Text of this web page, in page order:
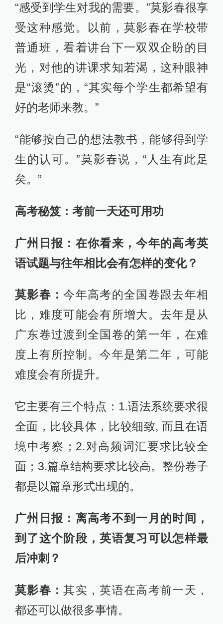
“感受到学生对我的需要。”莫影春很享
受这种感觉。以前，莫影春在学校带
普通班，看着讲台下一双双企盼的目
光，对他的讲课求知若渴，这种眼神
是“滚烫”的，“其实每个学生都希望有
好的老师来教。”
“能够按自己的想法教书，能够得到学
生的认可。”莫影春说，“人生有此足
矣。”
高考秘笈： 考前一天还可用功
广州日报：在你看来，今年的高考英
语试题与往年相比会有怎样的变化？
莫影春：今年高考的全国卷跟去年相
比，难度可能会有所增大。去年是从
广东卷过渡到全国卷的第一年，在难
度上有所控制。今年是第二年，可能
难度会有所提升。
它主要有三个特点：1.语法系统要求很
全面，比较具体，比较细致, 而且在语
境中考察；2.对高频词汇要求比较全
面；3.篇章结构要求比较高。整份卷子
都是以篇章形式出现的。
广州日报：离高考不到一月的时间，
到了这个阶段，英语复习可以怎样最
后冲刺？
莫影春：其实，英语在高考前一天，
都还可以做很多事情。